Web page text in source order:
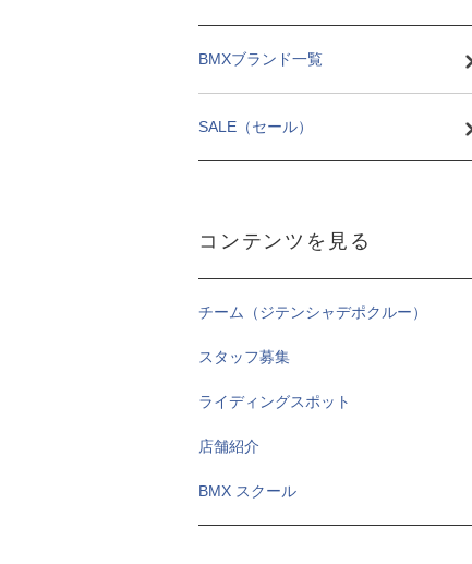
BMXブランド一覧
SALE（セール）
コンテンツを見る
チーム（ジテンシャデポクルー）
スタッフ募集
ライディングスポット
店舗紹介
BMX スクール